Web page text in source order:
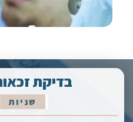
בדיקת
שניות